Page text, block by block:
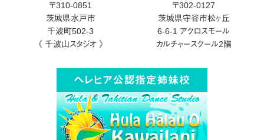
〒310-0851
茨城県水戸市
千波町502-3
《 千波山スタジオ 》
〒302-0127
茨城県守谷市松ヶ丘
6-6-1 アクロスモール
カルチャースクール2階